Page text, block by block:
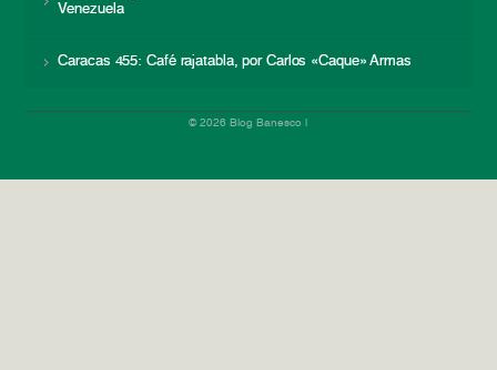
Venezuela
Caracas 455: Café rajatabla, por Carlos «Caque» Armas
© 2026 Blog Banesco |